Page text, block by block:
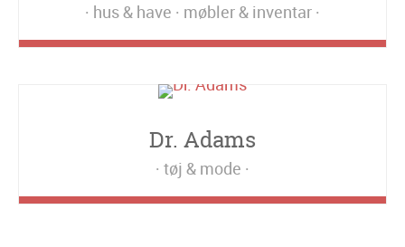
hus & have møbler & inventar
Dr. Adams
tøj & mode